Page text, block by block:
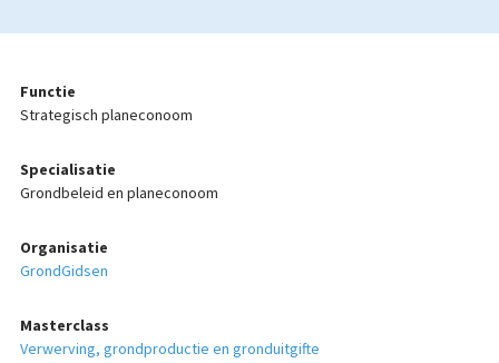
Functie
Strategisch planeconoom
Specialisatie
Grondbeleid en planeconoom
Organisatie
GrondGidsen
Masterclass
Verwerving, grondproductie en gronduitgifte